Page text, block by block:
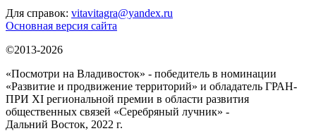
Для справок: vitavitagra@yandex.ru
Основная версия сайта
©2013-2026
«Посмотри на Владивосток» - победитель в номинации
«Развитие и продвижение территорий» и обладатель ГРАН-
ПРИ XI региональной премии в области развития
общественных связей «Серебряный лучник» -
Дальний Восток, 2022 г.